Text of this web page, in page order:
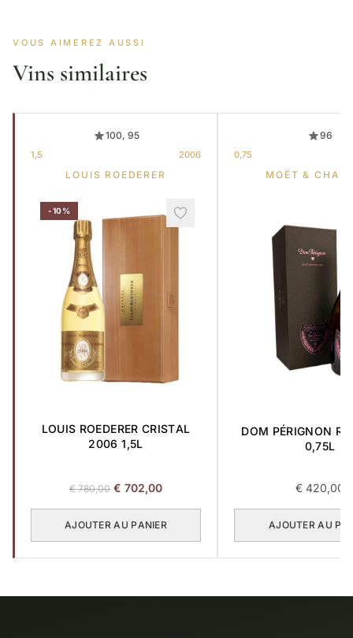
VOUS AIMEREZ AUSSI
Vins similaires
100, 95
1,5 2006
LOUIS ROEDERER
-10%
LOUIS ROEDERER CRISTAL
2006 1,5L
€780,00 Le
initial
€ 702,00Le
actuel
AJOUTER AU PANIER
96
0,75
MOËT &
DOM PÉRIGNON
0,75L
€ 420,00
AJOUTER AU